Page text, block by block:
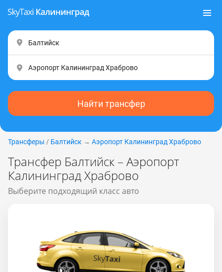
Найти трансфер
Трансферы / Балтийск → Аэропорт Калининград Храброво
Трансфер Балтийск – Аэропорт
Калининград Храброво
Выберите подходящий класс авто